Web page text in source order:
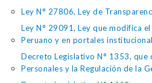
Ley N° 27806, Ley de
Ley N° 29091, Ley que modifica
Peruano y en portales
Decreto Legislativo N° 1353, que
Personales y la Regulación de la